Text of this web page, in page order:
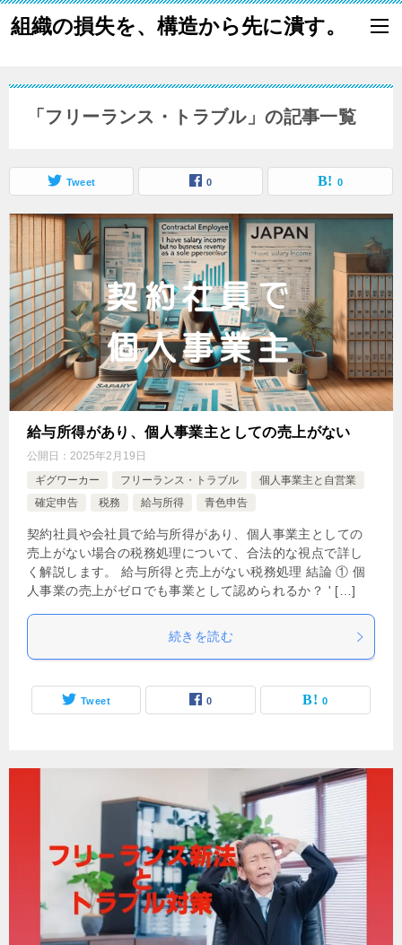
組織の損失を、構造から先に潰す。
「フリーランス・トラブル」の記事一覧
Tweet 0 0
給与所得があり、個人事業主としての売上がない
公開日： 2025年2月19日
ギグワーカー
フリーランス・トラブル
個人事業主と自営業
確定申告
税務 給与所得 青色申告
契約社員や会社員で給与所得があり、個人事業主としての
売上がない場合の税務処理について、合法的な視点で詳し
く解説します。 給与所得と売上がない税務処理 結論 ① 個
人事業の売上がゼロでも事業として認められるか？ ' […]
続きを読む
Tweet 0 0